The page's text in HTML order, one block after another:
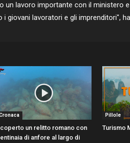
lavoro importante con il ministero
giovani lavoratori e gli imprenditori",
un relitto romano con
di anfore al largo di
Pillole
Turismo